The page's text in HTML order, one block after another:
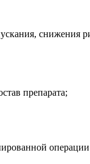
снижения
препарата;